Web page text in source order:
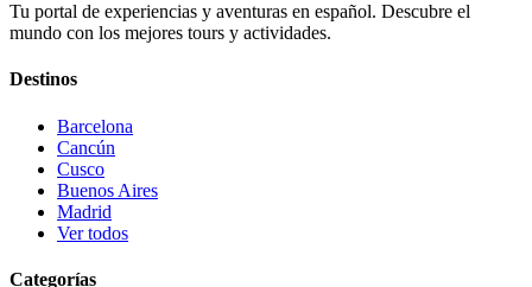
Tu portal de experiencias y aventuras en español. Descubre el
mundo con los mejores tours y actividades.
Destinos
Barcelona
Cancún
Cusco
Buenos Aires
Madrid
Ver todos
Categorías